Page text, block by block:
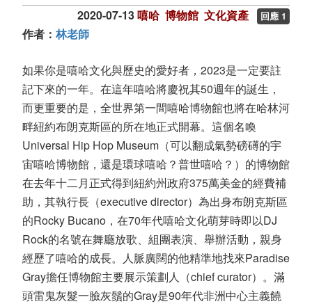
2020-07-13嘻哈 博物館 文化資產 回應 1
作者： 林老師
如果你是嘻哈文化與歷史的愛好者，2023是一定要註
記下來的一年。在這年嘻哈將慶祝其50週年的誕生，
而更重要的是，全世界第一間嘻哈博物館也將在哈林河
畔紐約布朗克斯區的所在地正式開幕。這個名喚
Universal Hip Hop Museum（可以翻成氣勢磅礡的宇
宙嘻哈博物館，還是環球嘻哈？普世嘻哈？）的博物館
在去年十二月正式得到紐約州政府375萬美金的經費補
助，其執行長（executive director）為出身布朗克斯區
的Rocky Bucano，在70年代嘻哈文化萌芽時即以DJ
Rock的名號在舞廳放歌、組團表演、舉辦活動，親身
經歷了嘻哈的成長。人脈廣闊的他精準地找來Paradise
Gray擔任博物館主要展示策劃人（chief curator）。滿
頭雷鬼灰髮一臉灰鬚的Gray是90年代非洲中心主義饒